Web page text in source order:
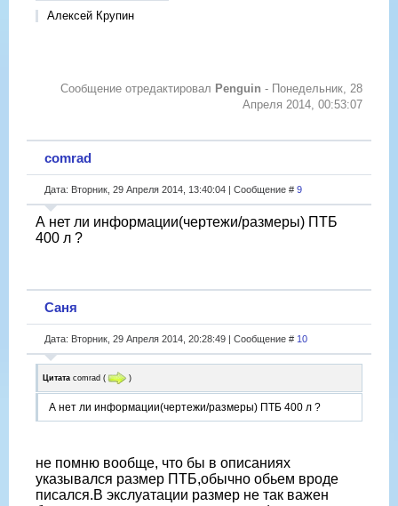
Алексей Крупин
Сообщение отредактировал Penguin - Понедельник, 28
Апреля 2014, 00:53:07
comrad
Дата: Вторник, 29 Апреля 2014, 13:40:04 | Сообщение # 9
А нет ли информации(чертежи/размеры) ПТБ
400 л ?
Саня
Дата: Вторник, 29 Апреля 2014, 20:28:49 | Сообщение # 10
Цитата comrad ( )
А нет ли информации(чертежи/размеры) ПТБ 400 л ?
не помню вообще, что бы в описаниях
указывался размер ПТБ,обычно обьем вроде
писался.В экслуатации размер не так важен